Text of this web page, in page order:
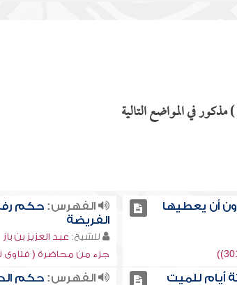
في المواضع التالية
أن يعطيها
الفهرس: حكم
الفريضة
للشيخ: عبد العزيز بن باز
جزء من محاضرة ( فتاوى نور
أيام للميت
الفهرس: حكم